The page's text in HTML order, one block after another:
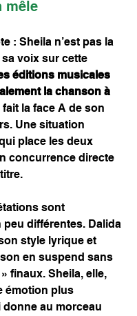
mêle
: Sheila n’est pas la
voix sur cette
éditions musicales
la chanson à
fait la face A de son
Une situation
place les deux
concurrence directe
sont
différentes. Dalida
style lyrique et
en suspend sans
» finaux. Sheila, elle,
émotion plus
au morceau